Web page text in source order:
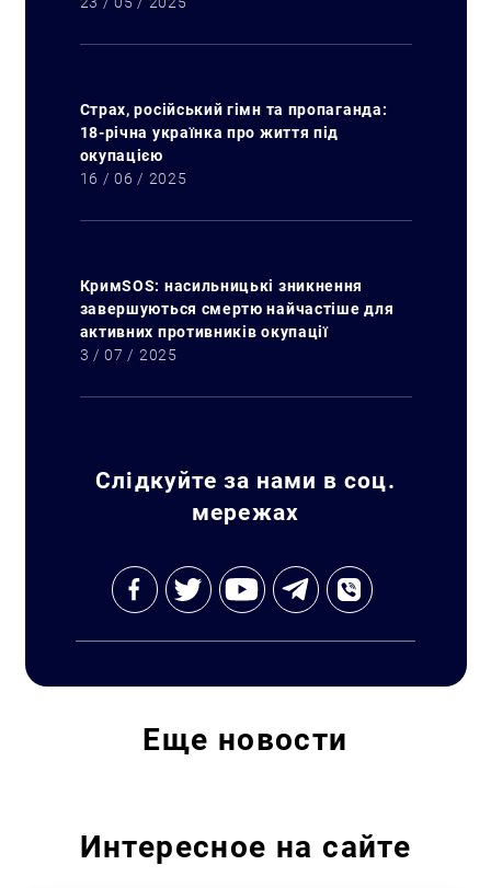
Искать:
Страх, російський гімн та пропаганда:
18-річна українка про життя під
окупацією
16 / 06 / 2025
КримSOS: насильницькі зникнення
завершуються смертю найчастіше для
активних противників окупації
3 / 07 / 2025
Слідкуйте за нами в соц.
мережах
Еще новости
Интересное на сайте